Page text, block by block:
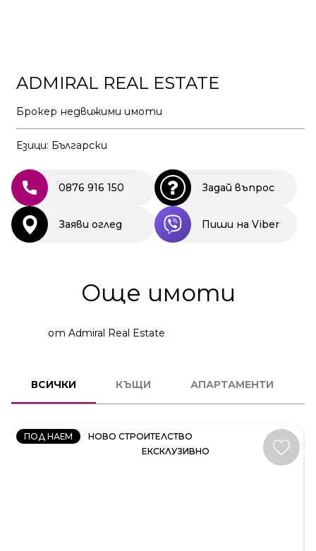
ADMIRAL REAL ESTATE
Брокер недвижими имоти
Езици: Български
0876 916 150 Задай въпрос
Заяви оглед Пиши на Viber
Още имоти
от Admiral Real Estate
ВСИЧКИ КЪЩИ АПАРТАМЕНТИ
ПОД НАЕМ
НОВО СТРОИТЕЛСТВО
ЕКСКЛУЗИВНО
КЪЩА
КОД:
35414